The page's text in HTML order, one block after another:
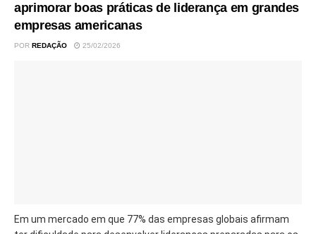
aprimorar boas práticas de liderança em grandes
empresas americanas
POR REDAÇÃO 25/02/2026
Em um mercado em que 77% das empresas globais afirmam